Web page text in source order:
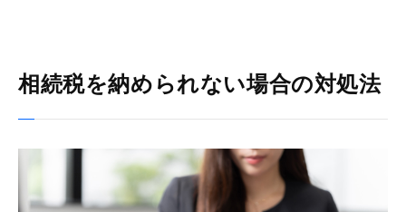
相続税を納められない場合の対処法